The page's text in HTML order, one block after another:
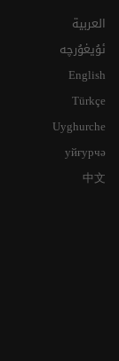
العربية
ئۇيغۇرچە
English
Türkçe
Uyghurche
уйғурчә
中文